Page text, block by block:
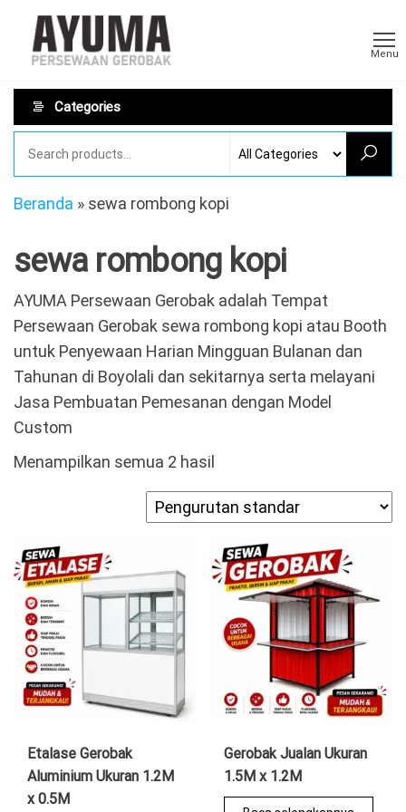
content
Rombong
Menu
Categories
Beranda » sewa rombong kopi
sewa rombong kopi
AYUMA Persewaan Gerobak adalah Tempat
Persewaan Gerobak sewa rombong kopi atau Booth
untuk Penyewaan Harian Mingguan Bulanan dan
Tahunan di Boyolali dan sekitarnya serta melayani
Jasa Pembuatan Pemesanan dengan Model
Custom
Menampilkan semua 2 hasil
Etalase Gerobak
Aluminium Ukuran 1.2M
x 0.5M
Gerobak Jualan Ukuran
1.5M x 1.2M